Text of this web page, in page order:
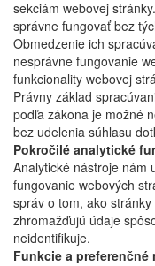
sekciám webovej
správne fungovať bez
Obmedzenie ich
nesprávne fungovanie
funkcionality webovej
Právny základ
podľa zákona je možné
bez udelenia súhlasu
Pokročilé analytické
Analytické nástroje nám
fungovanie webových
správ o tom, ako
zhromažďujú údaje
neidentifikuje.
Funkcie a preferenčné